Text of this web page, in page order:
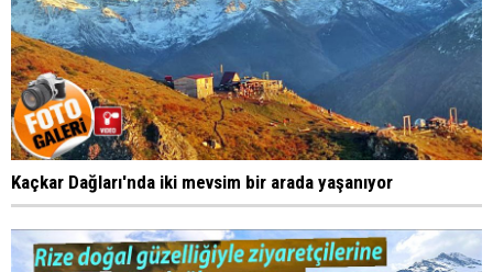
Kaçkar Dağları'nda iki mevsim bir arada yaşanıyor